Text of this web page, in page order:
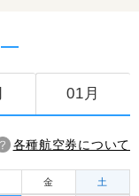
―
01月
各種航空券について
金 土